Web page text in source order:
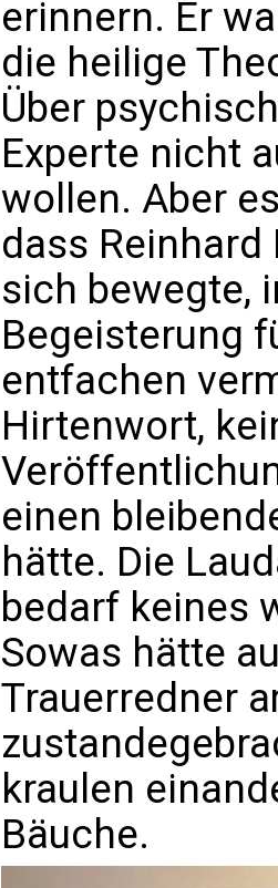
erinnern. Er
die heilige
Über
Experte nicht
wollen. Aber
dass
sich bewegte,
Begeisterung
entfachen
Hirtenwort,
einen
hätte. Die
bedarf keines
Sowas hätte
Trauerredner
kraulen
Bäuche.